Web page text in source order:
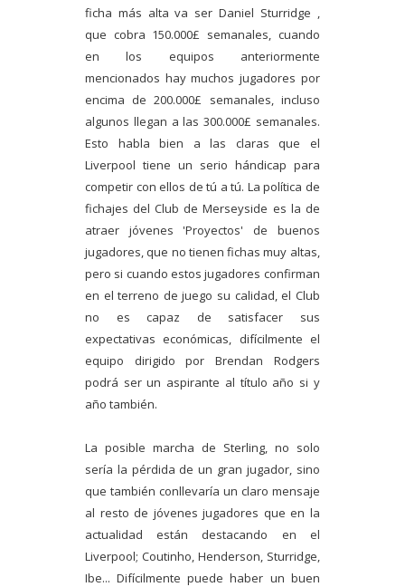
ficha más alta va ser Daniel Sturridge ,
que cobra 150.000£ semanales, cuando
en los equipos anteriormente
mencionados hay muchos jugadores por
encima de 200.000£ semanales, incluso
algunos llegan a las 300.000£ semanales.
Esto habla bien a las claras que el
Liverpool tiene un serio hándicap para
competir con ellos de tú a tú. La política de
fichajes del Club de Merseyside es la de
atraer jóvenes 'Proyectos' de buenos
jugadores, que no tienen fichas muy altas,
pero si cuando estos jugadores confirman
en el terreno de juego su calidad, el Club
no es capaz de satisfacer sus
expectativas económicas, difícilmente el
equipo dirigido por Brendan Rodgers
podrá ser un aspirante al título año si y
año también.
La posible marcha de Sterling, no solo
sería la pérdida de un gran jugador, sino
que también conllevaría un claro mensaje
al resto de jóvenes jugadores que en la
actualidad están destacando en el
Liverpool; Coutinho, Henderson, Sturridge,
Ibe... Difícilmente puede haber un buen